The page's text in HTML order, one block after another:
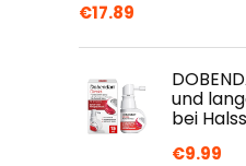
€17.89
und
bei
€9.99